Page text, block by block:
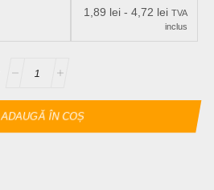
1,89 lei - 4,72 lei TVA
inclus
ADAUGĂ ÎN COȘ